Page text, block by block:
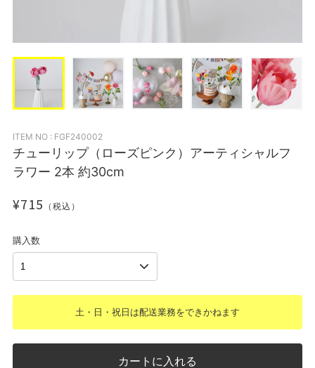
ITEM NO : FGF240002
チューリップ（ローズピンク）アーティシャルフ
ラワー 2本 約30cm
¥715 （税込）
購入数
土・日・祝日は配送業務をできかねます
カートに入れる